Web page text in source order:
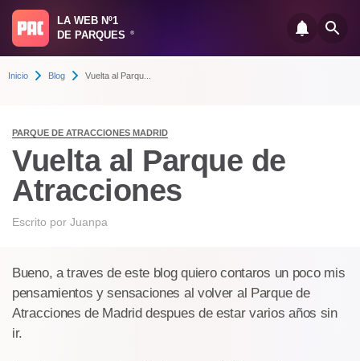
LA WEB Nº1
DE PARQUES
®
Inicio Blog Vuelta al Parqu...
PARQUE DE ATRACCIONES MADRID
Vuelta al Parque de
Atracciones
Escrito por Juanpa
Bueno, a traves de este blog quiero contaros un poco mis
pensamientos y sensaciones al volver al Parque de
Atracciones de Madrid despues de estar varios años sin
ir.